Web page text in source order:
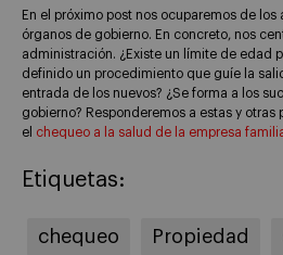
En el próximo post nos ocuparemos de
órganos de gobierno. En concreto, nos
administración. ¿Existe un límite de edad
definido un procedimiento que guíe la
entrada de los nuevos? ¿Se forma a los
gobierno? Responderemos a estas y otras
el chequeo a la salud de la empresa
Etiquetas:
chequeo Propiedad